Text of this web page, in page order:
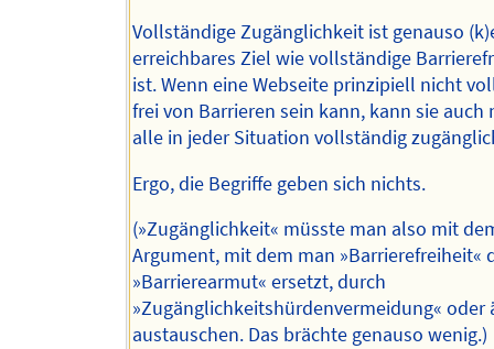
Vollständige Zugänglichkeit ist genauso
erreichbares Ziel wie vollständige
ist. Wenn eine Webseite prinzipiell nicht
frei von Barrieren sein kann, kann sie auch
alle in jeder Situation vollständig
Ergo, die Begriffe geben sich nichts.
(»Zugänglichkeit« müsste man also mit
Argument, mit dem man »Barrierefreiheit«
»Barrierearmut« ersetzt, durch
»Zugänglichkeitshürdenvermeidung« oder
austauschen. Das brächte genauso wenig.)